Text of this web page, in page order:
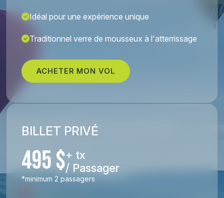
Idéal pour une expérience unique
Traditionnel verre de mousseux à l'atterrissage
ACHETER MON VOL
BILLET PRIVÉ
495 $+ tx
/ Passager
*minimum 2 passagers